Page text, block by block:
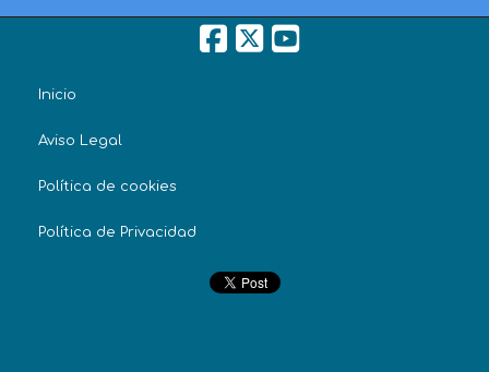
Inicio
Aviso Legal
Política de cookies
Política de Privacidad